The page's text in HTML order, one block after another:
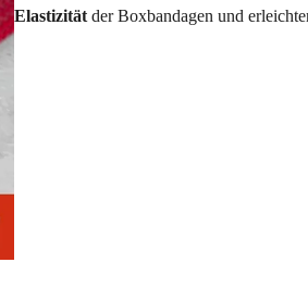
Elastizität der Boxbandagen und